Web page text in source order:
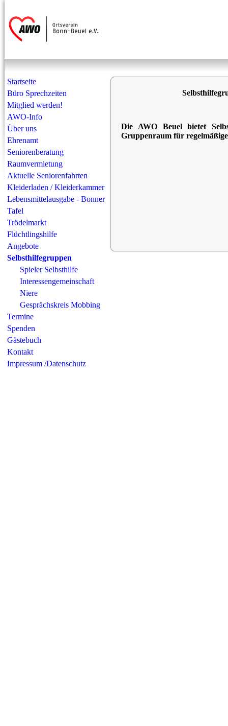
Startseite
Büro Sprechzeiten
Mitglied werden!
AWO-Info
Über uns
Ehrenamt
Seniorenberatung
Raumvermietung
Aktuelle Seniorenfahrten
Kleiderladen / Kleiderkammer
Lebensmittelausgabe - Bonner
Tafel
Trödelmarkt
Flüchtlingshilfe
Angebote
Selbsthilfegruppen
Spieler Selbsthilfe
Interessengemeinschaft
Niere
Gesprächskreis Mobbing
Termine
Spenden
Gästebuch
Kontakt
Impressum /Datenschutz
Die AWO Beuel bietet
Gruppenraum für